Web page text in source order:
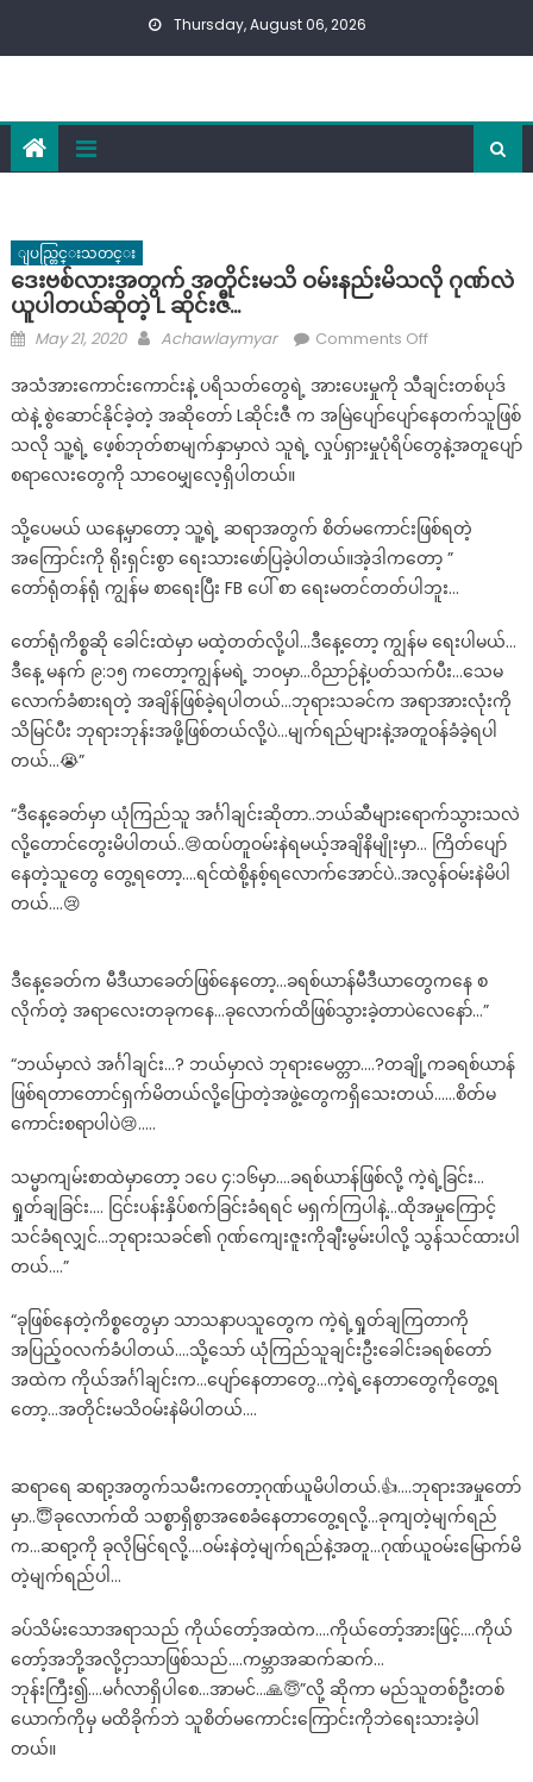
Thursday, August 06, 2026
ျပည္တြင္းသတင္း
ဒေးဗစ်လားအတွက် အတိုင်းမသိ ဝမ်းနည်းမိသလို ဂုဏ်လဲ
ယူပါတယ်ဆိုတဲ့ L ဆိုင်းဇီ…
Posted
May 21, 2020 Author
Achawlaymyar Comments Offon
ဗ
စ်
လား
ဝမ်းနည်း
မိ
သလို
ဂုဏ်
လဲ
ယူ
ပါ
တယ်
ဆို
ဆိုင်း
ဇီ…
အသံအားကောင်းကောင်းနဲ့ ပရိသတ်တွေရဲ့ အားပေးမှုကို သီချင်းတစ်ပုဒ်
ထဲနဲ့ စွဲဆောင်နိုင်ခဲ့တဲ့ အဆိုတော် Lဆိုင်းဇီ က အမြဲပျော်ပျော်နေတက်သူဖြစ်
သလို သူ့ရဲ့ ဖေ့စ်ဘုတ်စာမျက်နှာမှာလဲ သူရဲ့ လှုပ်ရှားမှုပုံရိပ်တွေနဲ့အတူပျော်
စရာလေးတွေကို သာဝေမျှလေ့ရှိပါတယ်။
သို့ပေမယ် ယနေ့မှာတော့ သူ့ရဲ့ ဆရာအတွက် စိတ်မကောင်းဖြစ်ရတဲ့
အကြောင်းကို ရိုးရှင်းစွာ ရေးသားဖော်ပြခဲ့ပါတယ်။အဲ့ဒါကတော့ ”
တော်ရုံတန်ရုံ ကျွန်မ စာရေးပြီး FB ပေါ် စာ ရေးမတင်တတ်ပါဘူး…
တော်ရုံကိစ္စဆို ခေါင်းထဲမှာ မထဲ့တတ်လို့ပါ…ဒီနေ့တော့ ကျွန်မ ရေးပါမယ်…
ဒီနေ့ မနက် ၉:၁၅ ကတော့ကျွန်မရဲ့ ဘဝမှာ…ဝိညာဉ်နဲ့ပတ်သက်ပီး…သေမ
လောက်ခံစားရတဲ့ အချိန်ဖြစ်ခဲ့ရပါတယ်…ဘုရားသခင်က အရာအားလုံးကို
သိမြင်ပီး ဘုရားဘုန်းအဖို့ဖြစ်တယ်လို့ပဲ…မျက်ရည်များနဲ့အတူဝန်ခံခဲ့ရပါ
တယ်…😭”
“ဒီနေ့ခေတ်မှာ ယုံကြည်သူ အင်္ဂါချင်းဆိုတာ..ဘယ်ဆီများရောက်သွားသလဲ
လို့တောင်တွေးမိပါတယ်..😢ထပ်တူဝမ်းနဲရမယ့်အချိနိမျိုးမှာ… ကြိတ်ပျော်
နေတဲ့သူတွေ တွေ့ရတော့….ရင်ထဲစို့နစ့်ရလောက်အောင်ပဲ..အလွန်ဝမ်းနဲမိပါ
တယ်….😢
ဒီနေ့ခေတ်က မီဒီယာခေတ်ဖြစ်နေတော့…ခရစ်ယာန်မီဒီယာတွေကနေ စ
လိုက်တဲ့ အရာလေးတခုကနေ…ခုလောက်ထိဖြစ်သွားခဲ့တာပဲလေနော်…”
“ဘယ်မှာလဲ အင်္ဂါချင်း…? ဘယ်မှာလဲ ဘုရားမေတ္တာ….?တချို့ကခရစ်ယာန်
ဖြစ်ရတာတောင်ရှက်မိတယ်လို့ပြောတဲ့အဖွဲ့တွေကရှိသေးတယ်……စိတ်မ
ကောင်းစရာပါပဲ😢…..
သမ္မာကျမ်းစာထဲမှာတော့ ၁ပေ ၄:၁၆မှာ….ခရစ်ယာန်ဖြစ်လို့ ကဲ့ရဲ့ခြင်း…
ရှုတ်ချခြင်း…. ငြင်းပန်းနှိပ်စက်ခြင်းခံရရင် မရှက်ကြပါနဲ့…ထိုအမှုကြောင့်
သင်ခံရလျှင်…ဘုရားသခင်၏ ဂုဏ်ကျေးဇူးကိုချီးမွမ်းပါလို့ သွန်သင်ထားပါ
တယ်….”
“ခုဖြစ်နေတဲ့ကိစ္စတွေမှာ သာသနာပသူတွေက ကဲ့ရဲ့ရှုတ်ချကြတာကို
အပြည့်ဝလက်ခံပါတယ်….သို့သော် ယုံကြည်သူချင်းဦးခေါင်းခရစ်တော်
အထဲက ကိုယ်အင်္ဂါချင်းက…ပျော်နေတာတွေ…ကဲ့ရဲ့နေတာတွေကိုတွေ့ရ
တော့…အတိုင်းမသိဝမ်းနဲမိပါတယ်….
ဆရာရေ ဆရာ့အတွက်သမီးကတော့ဂုဏ်ယူမိပါတယ်.👍….ဘုရားအမှုတော်
မှာ..😇ခုလောက်ထိ သစ္စာရှိစွာအစေခံနေတာတွေ့ရလို့…ခုကျတဲ့မျက်ရည်
က…ဆရာ့ကို ခုလိုမြင်ရလို့….ဝမ်းနဲတဲ့မျက်ရည်နဲ့အတူ…ဂုဏ်ယူဝမ်းမြောက်မိ
တဲ့မျက်ရည်ပါ…
ခပ်သိမ်းသောအရာသည် ကိုယ်တော့်အထဲက….ကိုယ်တော့်အားဖြင့်….ကိုယ်
တော့်အဘို့အလို့ငှာသာဖြစ်သည်….ကမ္ဘာအဆက်ဆက်…
ဘုန်းကြီး၍….မင်္ဂလာရှိပါစေ…အာမင်…🙏😇”လို့ ဆိုကာ မည်သူတစ်ဦးတစ်
ယောက်ကိုမှ မထိခိုက်ဘဲ သူစိတ်မကောင်းကြောင်းကိုဘဲရေးသားခဲ့ပါ
တယ်။